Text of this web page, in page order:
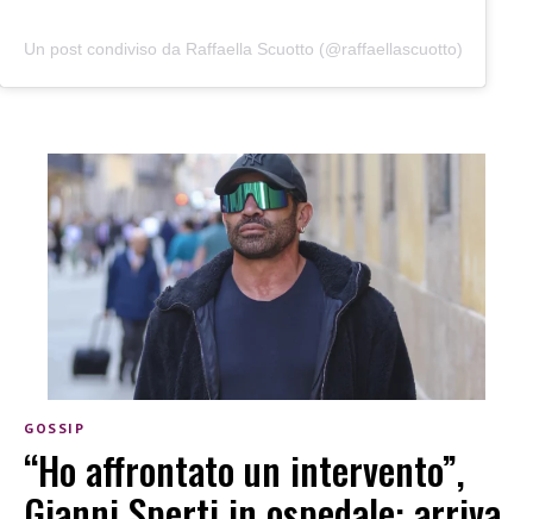
Un post condiviso da Raffaella Scuotto (@raffaellascuotto)
GOSSIP
“Ho affrontato un intervento”,